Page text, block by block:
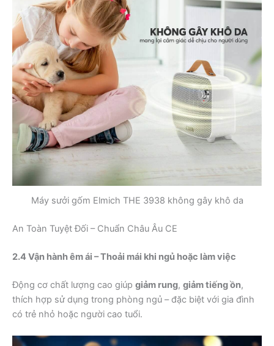
Máy sưởi gốm Elmich THE 3938 không gây khô da
An Toàn Tuyệt Đối – Chuẩn Châu Âu CE
2.4 Vận hành êm ái – Thoải mái khi ngủ hoặc làm việc
Động cơ chất lượng cao giúp giảm rung, giảm tiếng ồn,
thích hợp sử dụng trong phòng ngủ – đặc biệt với gia đình
có trẻ nhỏ hoặc người cao tuổi.